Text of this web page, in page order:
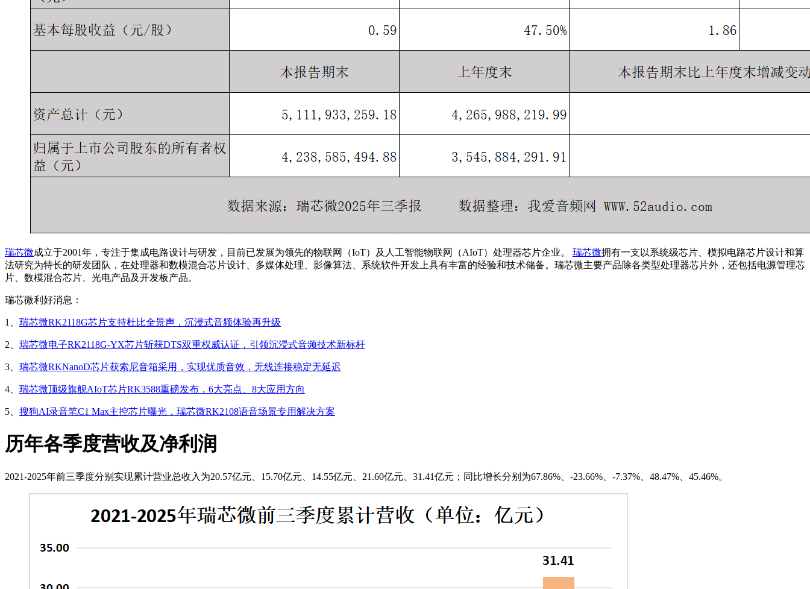
瑞芯微成立于2001年，专注于集成电路设计与研发，目前已发展为领先的物联网（IoT）及人工智能物联网（AIoT）处理器芯片企业。 瑞芯微拥有一支以系统级芯片、模拟电路芯片设计和算
法研究为特长的研发团队，在处理器和数模混合芯片设计、多媒体处理、影像算法、系统软件开发上具有丰富的经验和技术储备。瑞芯微主要产品除各类型处理器芯片外，还包括电源管理芯
片、数模混合芯片、光电产品及开发板产品。
瑞芯微利好消息：
1、 瑞芯微RK2118G芯片支持杜比全景声，沉浸式音频体验再升级
2、 瑞芯微电子RK2118G-YX芯片斩获DTS双重权威认证，引领沉浸式音频技术新标杆
3、 瑞芯微RKNanoD芯片获索尼音箱采用，实现优质音效，无线连接稳定无延迟
4、 瑞芯微顶级旗舰AIoT芯片RK3588重磅发布，6大亮点、8大应用方向
5、 搜狗AI录音笔C1 Max主控芯片曝光，瑞芯微RK2108语音场景专用解决方案
历年各季度营收及净利润
2021-2025年前三季度分别实现累计营业总收入为20.57亿元、15.70亿元、14.55亿元、21.60亿元、31.41亿元；同比增长分别为67.86%、-23.66%、-7.37%、48.47%、45.46%。